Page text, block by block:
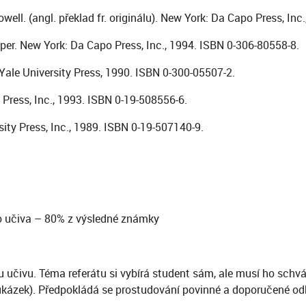
(angl. překlad fr. originálu). New York: Da Capo Press,
New York: Da Capo Press, Inc., 1994. ISBN 0-306-80558-8.
University Press, 1990. ISBN 0-300-05507-2.
Inc., 1993. ISBN 0-19-508556-6.
Press, Inc., 1989. ISBN 0-19-507140-9.
– 80% z výsledné známky
Téma referátu si vybírá student sám, ale musí ho
Předpokládá se prostudování povinné a doporučené